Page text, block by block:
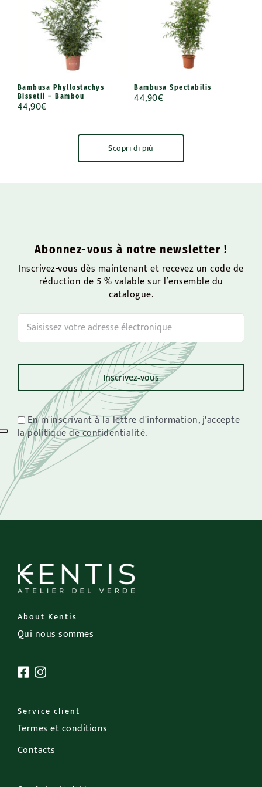
Bambusa Phyllostachys
Bissetii – Bambou
44,90€
Bambusa Spectabilis
44,90€
Scopri di più
Abonnez-vous à notre newsletter !
Inscrivez-vous dès maintenant et recevez un code de
réduction de 5 % valable sur l’ensemble du
catalogue.
En m'inscrivant à la lettre d'information, j'accepte
la politique de confidentialité.
About Kentis
Qui nous sommes
Service client
Termes et conditions
Contacts